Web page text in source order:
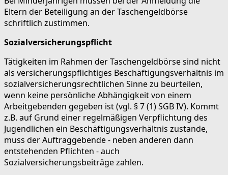
Eltern der Beteiligung an der Taschengeldbörse
schriftlich zustimmen.
Sozialversicherungspflicht
Tätigkeiten im Rahmen der Taschengeldbörse sind nicht
als versicherungspflichtiges Beschäftigungsverhältnis im
sozialversicherungsrechtlichen Sinne zu beurteilen,
wenn keine persönliche Abhängigkeit von einem
Arbeitgebenden gegeben ist (vgl. § 7 (1) SGB IV). Kommt
z.B. auf Grund einer regelmäßigen Verpflichtung des
Jugendlichen ein Beschäftigungsverhältnis zustande,
muss der Auftraggebende - neben anderen dann
entstehenden Pflichten - auch
Sozialversicherungsbeiträge zahlen.